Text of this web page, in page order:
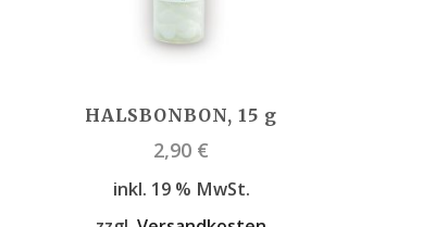
HALSBONBON, 15 g
2,90 €
inkl. 19 % MwSt.